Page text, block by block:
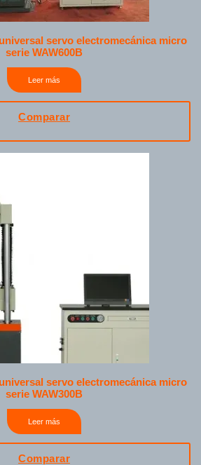
servo electromecánica micro
serie WAW600B
Leer más
Comparar
servo electromecánica micro
serie WAW300B
Leer más
Comparar